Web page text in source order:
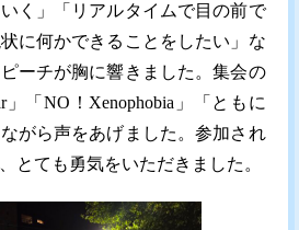
く」「リアルタイムで目の前で
に何かできることをしたい」な
ーチが胸に響きました。集会の
「NO！Xenophobia」「ともに
がら声をあげました。参加され
とても勇気をいただきました。